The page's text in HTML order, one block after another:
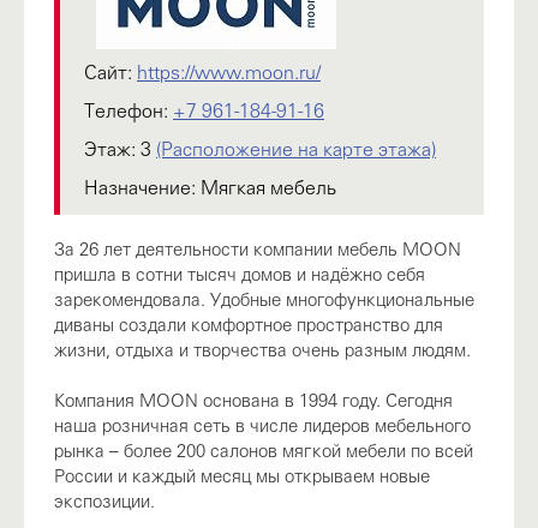
Сайт: https://www.moon.ru/
Телефон: +7 961-184-91-16
Этаж: 3 (Расположение на карте этажа)
Назначение: Мягкая мебель
За 26 лет деятельности компании мебель MOON
пришла в сотни тысяч домов и надёжно себя
зарекомендовала. Удобные многофункциональные
диваны создали комфортное пространство для
жизни, отдыха и творчества очень разным людям.
Компания MOON основана в 1994 году. Сегодня
наша розничная сеть в числе лидеров мебельного
рынка – более 200 салонов мягкой мебели по всей
России и каждый месяц мы открываем новые
экспозиции.